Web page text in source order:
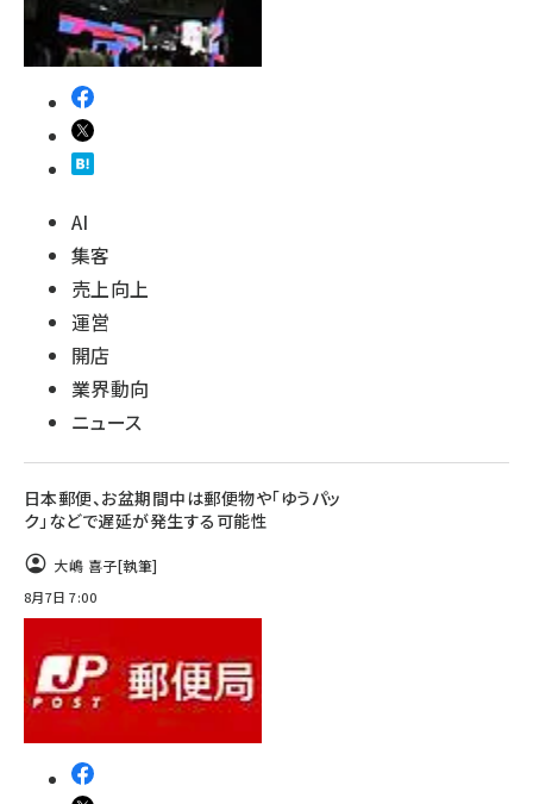
AI
集客
売上向上
運営
開店
業界動向
ニュース
日本郵便、お盆期間中は郵便物や「ゆうパッ
ク」などで遅延が発生する可能性
大嶋 喜子[執筆]
8月7日 7:00